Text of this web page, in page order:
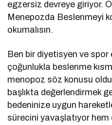
egzersiz devreye giriyor.
Menepozda Beslenmeyi
okumalısın.
Ben bir diyetisyen ve spor
çoğunlukla beslenme
menopoz söz konusu
başlıkta değerlendirmek
bedeninize uygun
sürecini yavaşlatıyor